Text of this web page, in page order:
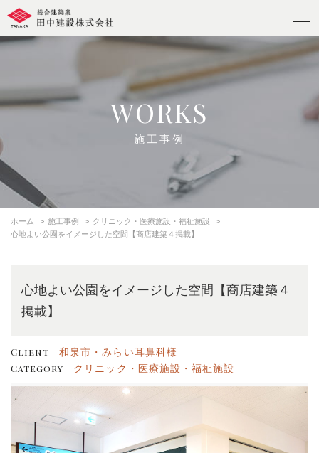
WORKS
施工事例
ホーム 施工事例
クリニック・医療施設・福祉施設
心地よい公園をイメージした空間【商店建築４掲載】
心地よい公園をイメージした空間【商店建築４
掲載】
Client和泉市・みらい耳鼻科様
Category クリニック・医療施設・福祉施設